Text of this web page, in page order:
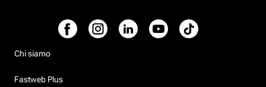
Chi siamo
Fastweb Plus